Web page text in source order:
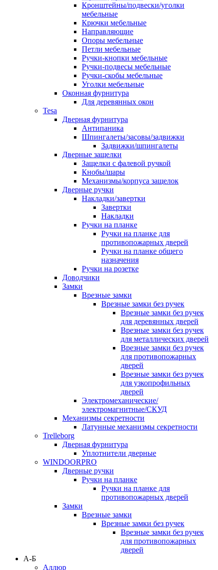
Кронштейны/подвески/уголки
мебельные
Крючки мебельные
Направляющие
Опоры мебельные
Петли мебельные
Ручки-кнопки мебельные
Ручки-подвесы мебельные
Ручки-скобы мебельные
Уголки мебельные
Оконная фурнитура
Для деревянных окон
Tesa
Дверная фурнитура
Антипаника
Шпингалеты/засовы/задвижки
Задвижки/шпингалеты
Дверные защелки
Защелки с фалевой ручкой
Кнобы/шары
Механизмы/корпуса защелок
Дверные ручки
Накладки/завертки
Завертки
Накладки
Ручки на планке
Ручки на планке для
противопожарных дверей
Ручки на планке общего
назначения
Ручки на розетке
Доводчики
Замки
Врезные замки
Врезные замки без ручек
Врезные замки без ручек
для деревянных дверей
Врезные замки без ручек
для металлических дверей
Врезные замки без ручек
для противопожарных
дверей
Врезные замки без ручек
для узкопрофильных
дверей
Электромеханические/
электромагнитные/СКУД
Механизмы секретности
Латунные механизмы секретности
Trelleborg
Дверная фурнитура
Уплотнители дверные
WINDOORPRO
Дверные ручки
Ручки на планке
Ручки на планке для
противопожарных дверей
Замки
Врезные замки
Врезные замки без ручек
Врезные замки без ручек
для противопожарных
дверей
А-Б
Аллюр